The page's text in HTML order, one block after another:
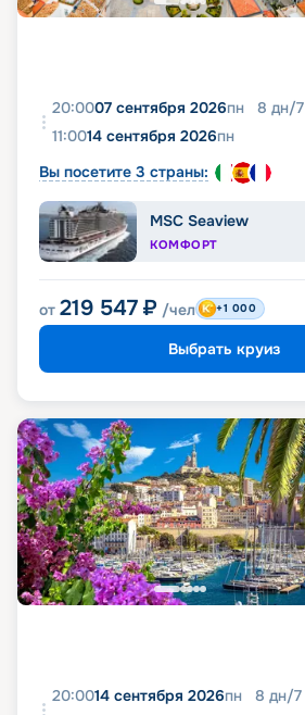
20:0007 сентября 2026пн 8 дн/7
11:0014 сентября 2026пн
Вы посетите 3 страны:
MSC Seaview
КОМФОРТ
от 219 547 ₽ /чел +1 000
Выбрать круиз
20:0014 сентября 2026пн 8 дн/7